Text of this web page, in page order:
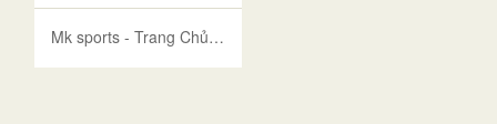
Mk sports - Trang Chủ Mksports chính thức mới nhất 2024